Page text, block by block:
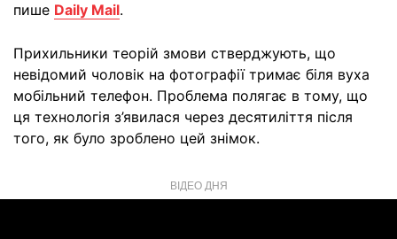
пише Daily Mail.
Прихильники теорій змови стверджують, що
невідомий чоловік на фотографії тримає біля вуха
мобільний телефон. Проблема полягає в тому, що
ця технологія з’явилася через десятиліття після
того, як було зроблено цей знімок.
ВІДЕО ДНЯ